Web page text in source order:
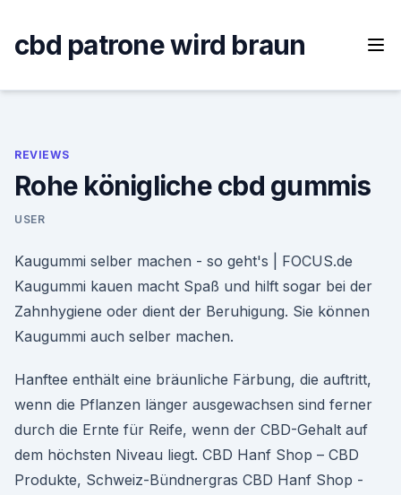
content
cbd patrone wird braun
REVIEWS
Rohe königliche cbd gummis
USER
Kaugummi selber machen - so geht's | FOCUS.de
Kaugummi kauen macht Spaß und hilft sogar bei der
Zahnhygiene oder dient der Beruhigung. Sie können
Kaugummi auch selber machen.
Hanftee enthält eine bräunliche Färbung, die auftritt,
wenn die Pflanzen länger ausgewachsen sind ferner
durch die Ernte für Reife, wenn der CBD-Gehalt auf
dem höchsten Niveau liegt. CBD Hanf Shop – CBD
Produkte, Schweiz-Bündnergras CBD Hanf Shop -